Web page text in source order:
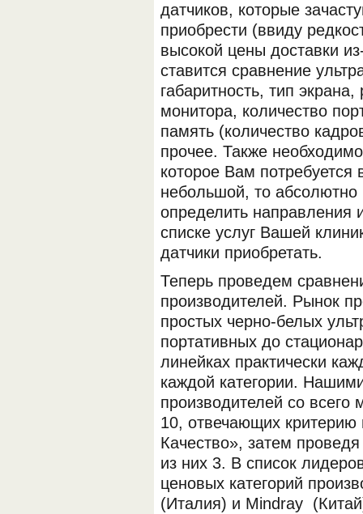
ОБОРУДОВАНИЯ МЕДКОМ
датчиков, которые
приобрести (ввиду
высокой цены доставки
ставится сравнение
габаритность, тип
монитора, количество
память (количество
прочее. Также
которое Вам потребуется
небольшой, то абсолютно
определить направления
списке услуг Вашей
датчики приобретать.
Теперь проведем
производителей. Рынок
простых черно-белых
портативных до
линейках практически
каждой категории.
производителей со
10, отвечающих
Качество», затем
из них 3. В список
ценовых категорий
(Италия) и Mindray